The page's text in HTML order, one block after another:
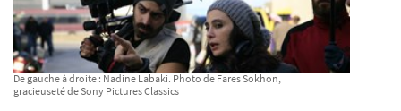
De gauche à droite : Nadine Labaki. Photo de Fares Sokhon,
gracieuseté de Sony Pictures Classics